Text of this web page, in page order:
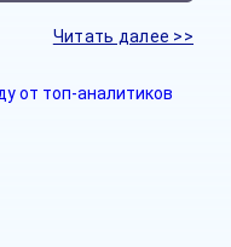
Читать далее >>